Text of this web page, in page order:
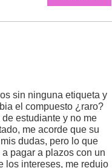
sin ninguna etiqueta y
el compuesto ¿raro?
estudiante y no me
me acorde que su
dudas, pero lo que
pagar a plazos con un
los intereses, me redujo